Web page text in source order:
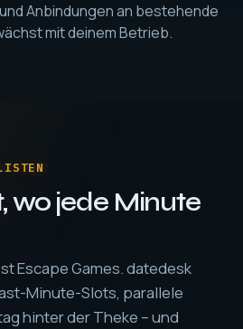
Anbindungen an bestehende
mit deinem Betrieb.
wo jede Minute
Escape Games. datedesk
Minute-Slots, parallele
hinter der Theke – und